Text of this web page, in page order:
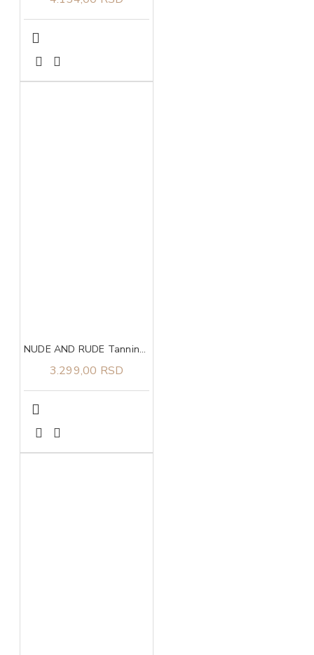
NUDE AND RUDE Tanning Butter
3.299,00 RSD